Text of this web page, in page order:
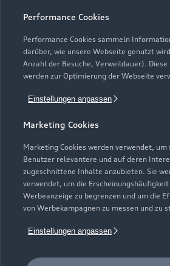
Performance Cookies
Performance Cookies sammeln
darüber, wie unsere Webseite genutzt
Anzahl der Besuche, Verweildauer). Diese
werden zur Optimierung der Webseite
Einstellungen anpassen
Marketing Cookies
Marketing Cookies werden verwendet, um
Benutzer relevantere und auf deren
zugeschnittene Inhalte anzubieten. Sie
verwendet, um die
Werbeanzeige zu begrenzen und um die
von Werbekampagnen zu messen und zu
Einstellungen anpassen
Dr.-Heinrich-Jasper-Straße
38667 Bad Harzburg
info@autohausscholl.de
Kontaktdaten
Öffnungszeiten